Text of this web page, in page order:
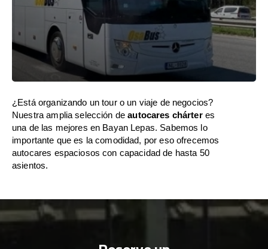
¿Está organizando un tour o un viaje de negocios?
Nuestra amplia selección deautocares chárteres
una de las mejores en Bayan Lepas. Sabemos lo
importante que es la comodidad, por eso ofrecemos
autocares espaciosos con capacidad de hasta 50
asientos.